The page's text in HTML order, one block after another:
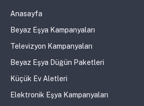
Anasayfa
Beyaz Eşya Kampanyaları
Televizyon Kampanyaları
Beyaz Eşya Düğün Paketleri
Küçük Ev Aletleri
Elektronik Eşya Kampanyaları